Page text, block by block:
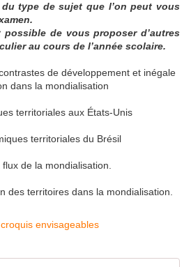
type de sujet que l’on peut vous
de vous proposer d’autres
au cours de l’année scolaire.
de développement et inégale
dans la mondialisation
territoriales aux États-Unis
territoriales du Brésil
de la mondialisation.
des territoires dans la mondialisation.